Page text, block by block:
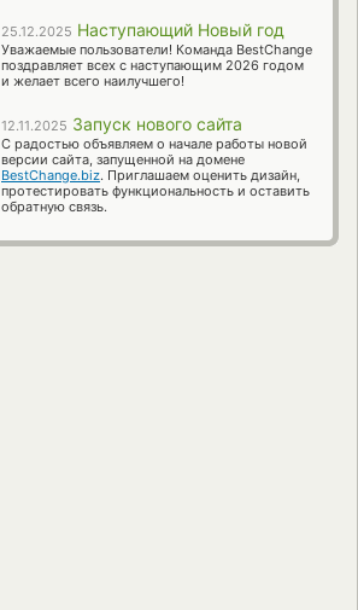
25.12.2025 Наступающий Новый год
Уважаемые пользователи! Команда BestChange
поздравляет всех с наступающим 2026 годом
и желает всего наилучшего!
12.11.2025 Запуск нового сайта
С радостью объявляем о начале работы новой
версии сайта, запущенной на домене
BestChange.biz. Приглашаем оценить дизайн,
протестировать функциональность и оставить
обратную связь.